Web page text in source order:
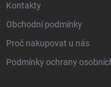
Kontakty
Obchodní podmínky
Proč nakupovat u nás
Podmínky ochrany